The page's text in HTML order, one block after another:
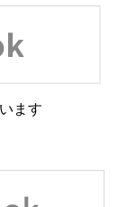
ます